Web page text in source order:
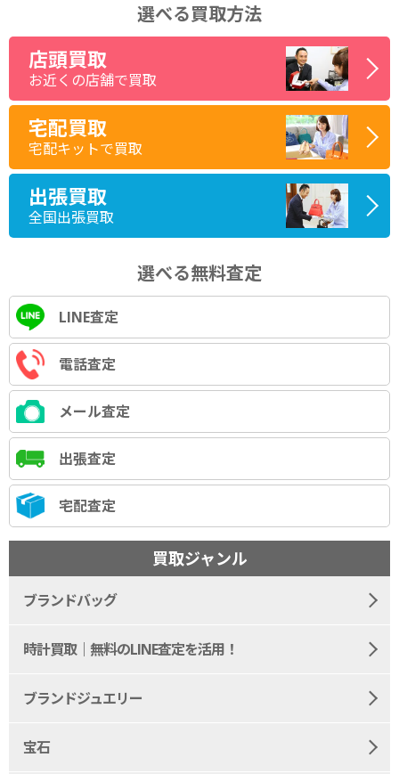
選べる買取方法
店頭買取
お近くの店舗で買取
宅配買取
宅配キットで買取
出張買取
全国出張買取
選べる無料査定
LINE査定
電話査定
メール査定
出張査定
宅配査定
買取ジャンル
ブランドバッグ
時計買取｜無料のLINE査定を活用！
ブランドジュエリー
宝石